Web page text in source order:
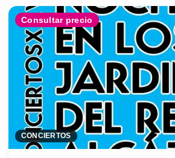
Consultar precio
CONCIERTOS